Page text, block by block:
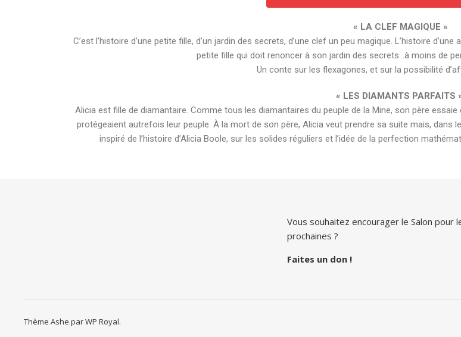
« LA CLEF MAGIQUE »
C’est l’histoire d’une petite fille, d’un jardin des secrets, d’une clef un peu magique. L’histoire
petite fille qui doit renoncer à son jardin des secrets…à moins de
Un conte sur les flexagones, et sur la possibilité
« LES DIAMANTS PARFAITS
Alicia est fille de diamantaire. Comme tous les diamantaires du peuple de la Mine, son père
protégeaient autrefois leur peuple. À la mort de son père, Alicia veut prendre sa suite mais, dans
inspiré de l’histoire d’Alicia Boole, sur les solides réguliers et l’idée de la perfection
Vous souhaitez encourager le Salon pour
prochaines ?
Faites un don !
Thème Ashe parWP Royal.